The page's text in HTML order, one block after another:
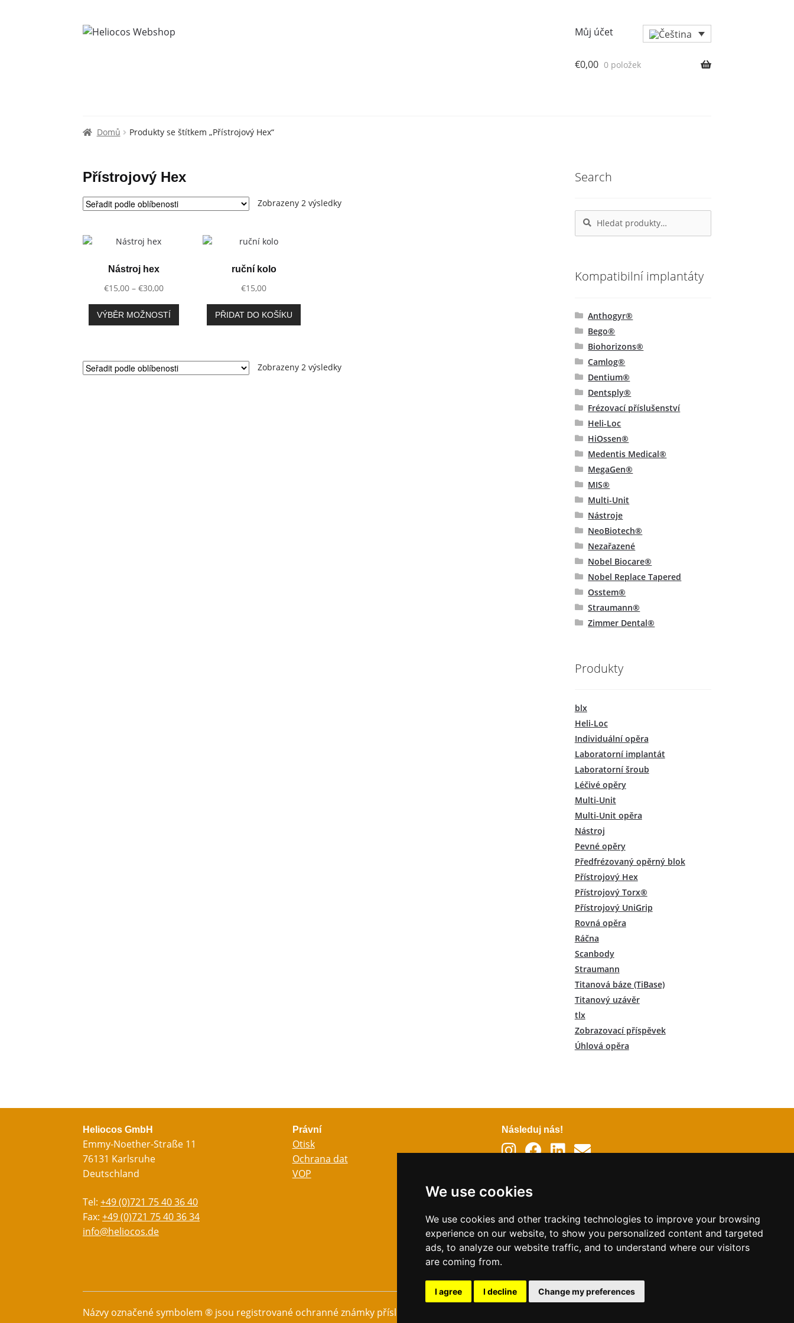
We use cookies
We use cookies and other tracking technologies to improve your browsing
experience on our website, to show you personalized content and targeted
ads, to analyze our website traffic, and to understand where our visitors
are coming from.
I agree I decline Change my preferences
Můj účet
€0,00 0 položek
Domů Produkty se štítkem „Přístrojový Hex“
Přístrojový Hex
Zobrazeny 2 výsledkySeřazeno
Nástroj hex
€15,00 – €30,00Rozpětí
€15,00
až
VÝBĚR MOŽNOSTÍ
variant.
Možnosti
ruční kolo
€15,00
PŘIDAT DO KOŠÍKU
Zobrazeny 2 výsledkySeřazeno
Search
Hledat:
Hledat
Kompatibilní implantáty
Anthogyr®
Bego®
Biohorizons®
Camlog®
Dentium®
Dentsply®
Frézovací příslušenství
Heli-Loc
HiOssen®
Medentis Medical®
MegaGen®
MIS®
Multi-Unit
Nástroje
NeoBiotech®
Nezařazené
Nobel Biocare®
Nobel Replace Tapered
Osstem®
Straumann®
Zimmer Dental®
Produkty
blx
Heli-Loc
Individuální opěra
Laboratorní implantát
Laboratorní šroub
Léčivé opěry
Multi-Unit
Multi-Unit opěra
Nástroj
Pevné opěry
Předfrézovaný opěrný blok
Přístrojový Hex
Přístrojový Torx®
Přístrojový UniGrip
Rovná opěra
Ráčna
Scanbody
Straumann
Titanová báze (TiBase)
Titanový uzávěr
tlx
Zobrazovací příspěvek
Úhlová opěra
Heliocos GmbH
Emmy-Noether-Straße 11
76131 Karlsruhe
Deutschland
Tel:+49 (0)721 75 40 36 40
Fax:+49 (0)721 75 40 36 34
info@heliocos.de
Právní
Otisk
Ochrana dat
VOP
Následuj nás!
Jazyky
Angličtina
Ital
Francouzština
Názvy označené symbolem ® jsou registrované ochranné známky příslušných výrobců. © Heliocos Webshop 2026